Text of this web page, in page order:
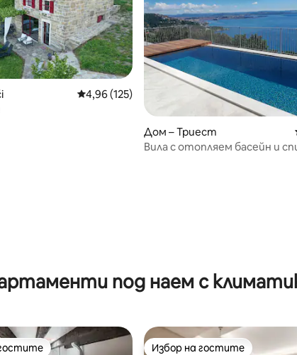
отзива
Средна оценка: 4,96 от 5, 125 отзива
4,96 (125)
Дом – Триест
Вила с отопляем басейн и
под наем с
Избор на гостите